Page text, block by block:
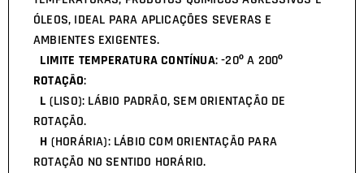
ÓLEOS, IDEAL PARA APLICAÇÕES SEVERAS E
AMBIENTES EXIGENTES.
LIMITE TEMPERATURA CONTÍNUA: -20º A 200º
ROTAÇÃO:
L (LISO): LÁBIO PADRÃO, SEM ORIENTAÇÃO DE
ROTAÇÃO.
H (HORÁRIA): LÁBIO COM ORIENTAÇÃO PARA
ROTAÇÃO NO SENTIDO HORÁRIO.